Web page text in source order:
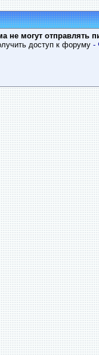
не могут отправлять
доступ к форуму -